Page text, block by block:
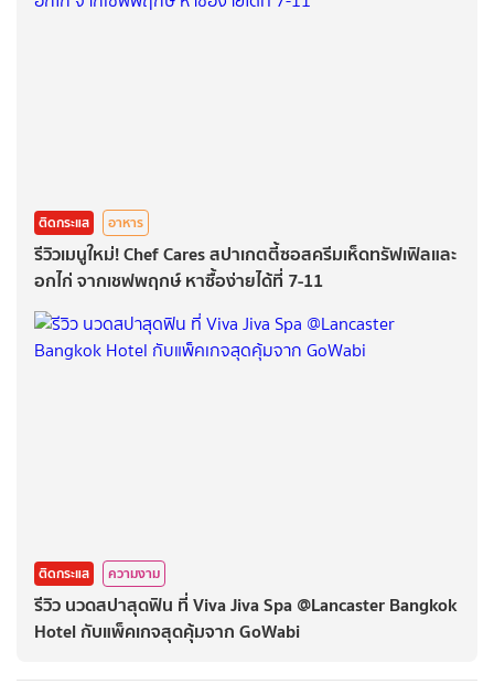
ติดกระแส อาหาร
รีวิวเมนูใหม่! Chef Cares สปาเกตตี้ซอสครีมเห็ดทรัฟเฟิลและ
อกไก่ จากเชฟพฤกษ์ หาซื้อง่ายได้ที่ 7-11
ติดกระแส ความงาม
รีวิว นวดสปาสุดฟิน ที่ Viva Jiva Spa @Lancaster Bangkok
Hotel กับแพ็คเกจสุดคุ้มจาก GoWabi